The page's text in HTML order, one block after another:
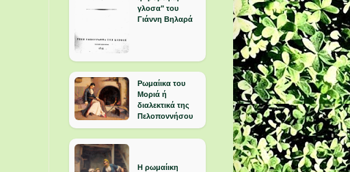
γλοσα" του
Γιάννη Βηλαρά
Ρωμαίικα του
Μοριά ή
διαλεκτικά της
Πελοποννήσου
Η ρωμαίικη